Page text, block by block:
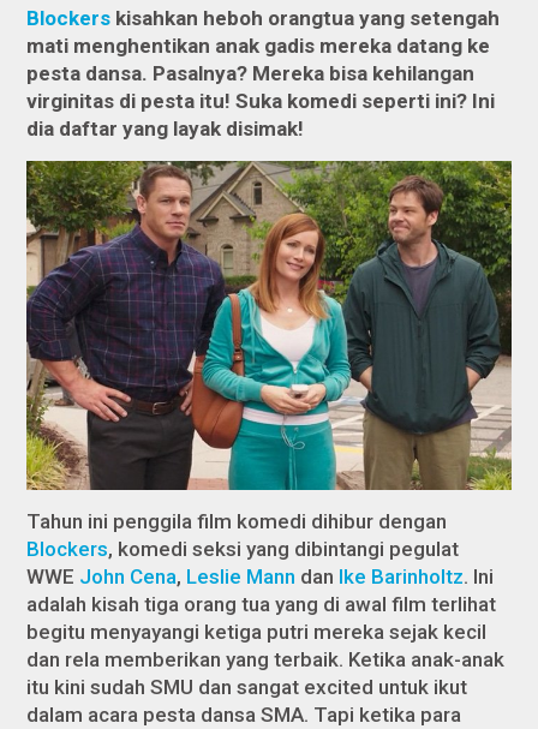
Blockers kisahkan heboh orangtua yang setengah
mati menghentikan anak gadis mereka datang ke
pesta dansa. Pasalnya? Mereka bisa kehilangan
virginitas di pesta itu! Suka komedi seperti ini? Ini
dia daftar yang layak disimak!
Tahun ini penggila film komedi dihibur dengan
Blockers, komedi seksi yang dibintangi pegulat
WWE John Cena, Leslie Mann dan Ike Barinholtz. Ini
adalah kisah tiga orang tua yang di awal film terlihat
begitu menyayangi ketiga putri mereka sejak kecil
dan rela memberikan yang terbaik. Ketika anak-anak
itu kini sudah SMU dan sangat excited untuk ikut
dalam acara pesta dansa SMA. Tapi ketika para